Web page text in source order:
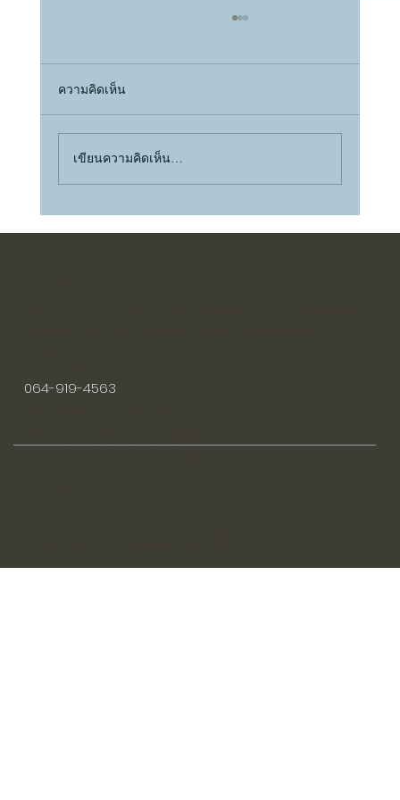
ทำไม Gen Y ถึงต้องการบ้านที่ “เหมาะกับ
ความคิดเห็น
เขียนความคิดเห็น…
064-919-4563
Facebook |